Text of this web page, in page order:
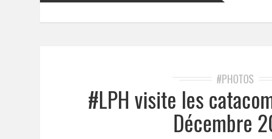
#PHOTOS
#LPH visite les
Décembre